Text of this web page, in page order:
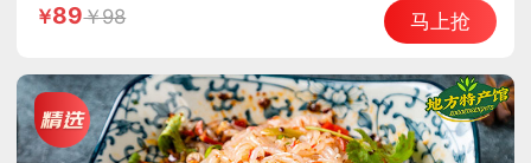
89 98 马上抢